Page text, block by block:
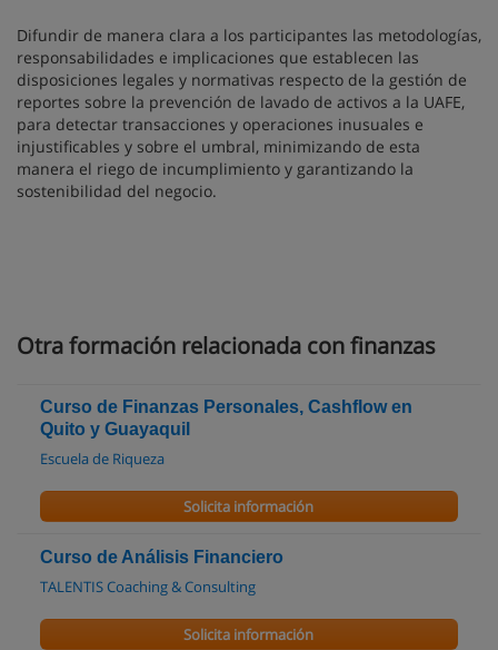
Difundir de manera clara a los participantes las metodologías,
responsabilidades e implicaciones que establecen las
disposiciones legales y normativas respecto de la gestión de
reportes sobre la prevención de lavado de activos a la UAFE,
para detectar transacciones y operaciones inusuales e
injustificables y sobre el umbral, minimizando de esta
manera el riego de incumplimiento y garantizando la
sostenibilidad del negocio.
Otra formación relacionada con finanzas
Curso de Finanzas Personales, Cashflow en
Quito y Guayaquil
Escuela de Riqueza
Solicita información
Curso de Análisis Financiero
TALENTIS Coaching & Consulting
Solicita información